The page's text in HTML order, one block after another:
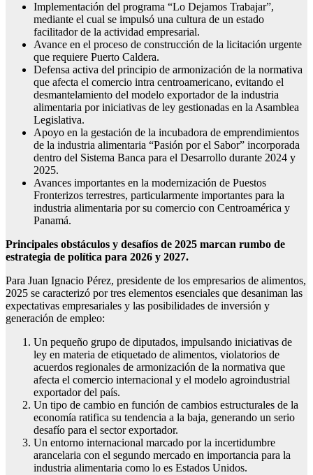
Implementación del programa “Lo Dejamos Trabajar”,
mediante el cual se impulsó una cultura de un estado
facilitador de la actividad empresarial.
Avance en el proceso de construcción de la licitación urgente
que requiere Puerto Caldera.
Defensa activa del principio de armonización de la normativa
que afecta el comercio intra centroamericano, evitando el
desmantelamiento del modelo exportador de la industria
alimentaria por iniciativas de ley gestionadas en la Asamblea
Legislativa.
Apoyo en la gestación de la incubadora de emprendimientos
de la industria alimentaria “Pasión por el Sabor” incorporada
dentro del Sistema Banca para el Desarrollo durante 2024 y
2025.
Avances importantes en la modernización de Puestos
Fronterizos terrestres, particularmente importantes para la
industria alimentaria por su comercio con Centroamérica y
Panamá.
Principales obstáculos y desafíos de 2025 marcan rumbo de
estrategia de política para 2026 y 2027.
Para Juan Ignacio Pérez, presidente de los empresarios de alimentos,
2025 se caracterizó por tres elementos esenciales que desaniman las
expectativas empresariales y las posibilidades de inversión y
generación de empleo:
Un pequeño grupo de diputados, impulsando iniciativas de
ley en materia de etiquetado de alimentos, violatorios de
acuerdos regionales de armonización de la normativa que
afecta el comercio internacional y el modelo agroindustrial
exportador del país.
Un tipo de cambio en función de cambios estructurales de la
economía ratifica su tendencia a la baja, generando un serio
desafío para el sector exportador.
Un entorno internacional marcado por la incertidumbre
arancelaria con el segundo mercado en importancia para la
industria alimentaria como lo es Estados Unidos.